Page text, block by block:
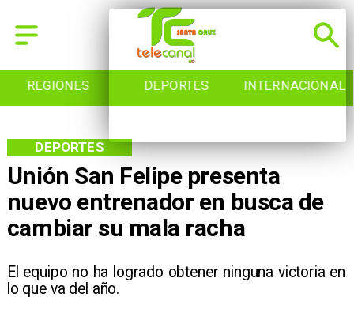
REGIONES DEPORTES INTERNACIONAL
Unión San Felipe presenta
nuevo entrenador en busca de
cambiar su mala racha
El equipo no ha logrado obtener ninguna victoria en
lo que va del año.
DEPORTES